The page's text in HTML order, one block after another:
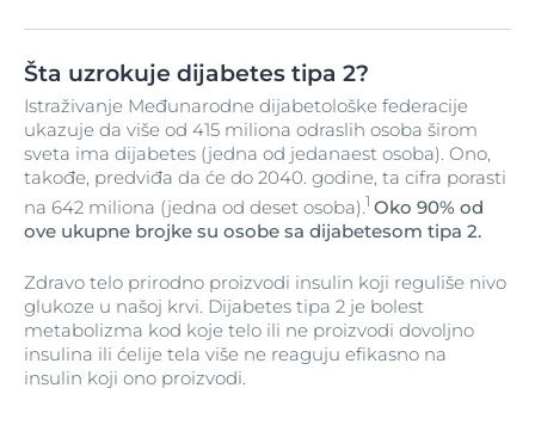
Šta uzrokuje dijabetes tipa 2?
Istraživanje Međunarodne dijabetološke federacije
ukazuje da više od 415 miliona odraslih osoba širom
sveta ima dijabetes (jedna od jedanaest osoba). Ono,
takođe, predviđa da će do 2040. godine, ta cifra porasti
na 642 miliona (jedna od deset osoba).1 Oko 90% od
ove ukupne brojke su osobe sa dijabetesom tipa 2.
Zdravo telo prirodno proizvodi insulin koji reguliše nivo
glukoze u našoj krvi. Dijabetes tipa 2 je bolest
metabolizma kod koje telo ili ne proizvodi dovoljno
insulina ili ćelije tela više ne reaguju efikasno na
insulin koji ono proizvodi.